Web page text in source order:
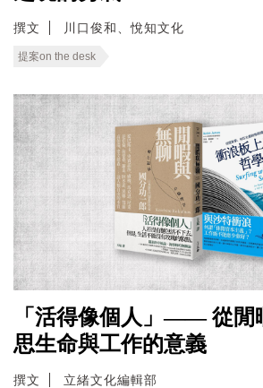
撰文 川口俊和、悅知文化
提案on the desk
「活得像個人」—— 從閒
思生命與工作的意義
撰文 立緒文化編輯部